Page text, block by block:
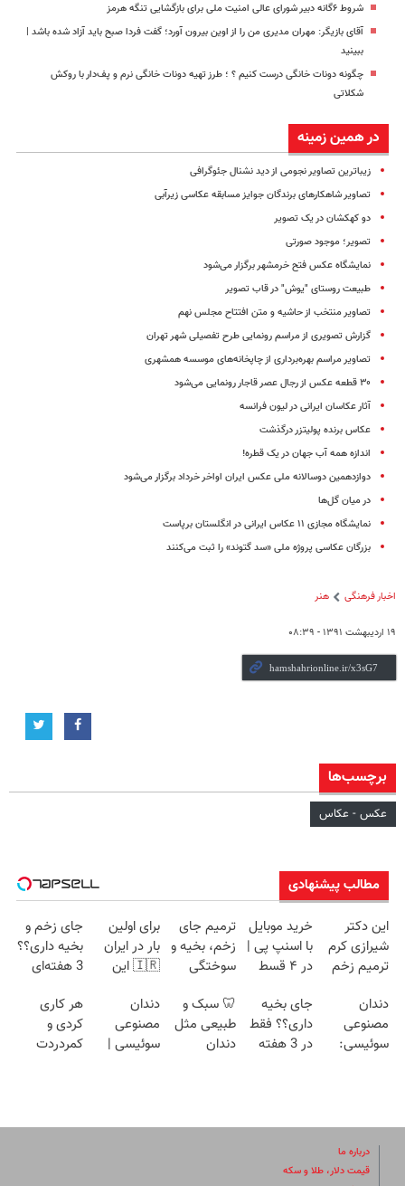
شروط ۶گانه دبیر شورای عالی امنیت ملی برای بازگشایی تنگه هرمز
آقای بازیگر: مهران مدیری من را از اوین بیرون آورد؛ گفت فردا صبح باید آزاد شده باشد |
ببینید
چگونه دونات خانگی درست کنیم ؟ ؛ طرز تهیه دونات خانگی نرم و پف‌دار با روکش
شکلاتی
در همین زمینه
زیباترین تصاویر نجومی از دید نشنال جئوگرافی
تصاویر شاهکارهای برندگان جوایز مسابقه عکاسی زیرآبی
دو کهکشان در یک تصویر
تصویر؛ موجود صورتی
نمایشگاه عکس فتح خرمشهر برگزار می‌شود
طبیعت روستای "یوش" در قاب تصویر
تصاویر منتخب از حاشیه و متن افتتاح مجلس نهم
گزارش تصویری از مراسم رونمایی طرح تفصیلی شهر تهران
تصاویر مراسم بهره‌برداری از چاپخانه‌های موسسه همشهری
۳۰ قطعه عکس از رجال عصر قاجار رونمایی می‌شود
آثار عکاسان ایرانی در لیون فرانسه
عکاس برنده پولیتزر درگذشت
اندازه همه آب جهان در یک قطره!
دوازدهمین دوسالانه ملی عکس ایران اواخر خرداد برگزار می‌شود
در میان‌ گل‌ها
نمایشگاه مجازی ۱۱ عکاس ایرانی در انگلستان برپاست
بزرگان عکاسی پروژه ملی «سد گتوند» را ثبت می‌کنند
برچسب‌ها
عکس - عکاس
اخبار فرهنگی هنر
۱۹ اردیبهشت ۱۳۹۱ - ۰۸:۳۹
مطالب پیشنهادی
این دکتر
شیرازی کرم
ترمیم زخم
ساخت!!!
خرید موبایل
با اسنپ پی |
در ۴ قسط
کارمزد!
ترمیم جای
زخم، بخیه و
سوختگی
هفته!!😍
برای اولین
بار در ایران
🇮🇷 این
ترمیم کننده
23 روزه
ساخت!
جای زخم و
بخیه داری؟؟
3 هفته‌ای
دندان
مصنوعی
سوئیسی:
مقاوم |
پرداخت
قسطی
جای بخیه
داری؟؟ فقط
در 3 هفته
🦷 سبک و
طبیعی مثل
دندان
اقساطی 💳
دندان
مصنوعی
سوئیسی |
ویزیت
هر کاری
کردی و
کمردردت
دریافت راه
درباره ما
قیمت دلار، طلا و سکه